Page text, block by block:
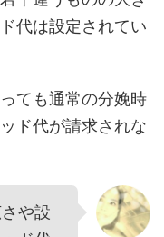
代は設定されてい
ても通常の分娩時
ド代が請求されな
や設